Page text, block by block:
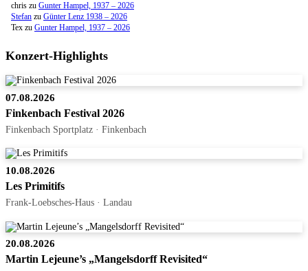
chris zu Gunter Hampel, 1937 – 2026
Stefan zu Günter Lenz 1938 – 2026
Tex zu Gunter Hampel, 1937 – 2026
Konzert-Highlights
07.08.2026
Finkenbach Festival 2026
Finkenbach Sportplatz · Finkenbach
10.08.2026
Les Primitifs
Frank-Loebsches-Haus · Landau
20.08.2026
Martin Lejeune’s „Mangelsdorff Revisited“